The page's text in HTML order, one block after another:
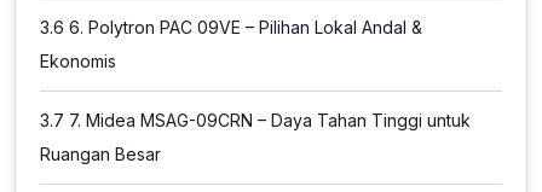
3.6 6. Polytron PAC 09VE – Pilihan Lokal Andal &
Ekonomis
3.7 7. Midea MSAG-09CRN – Daya Tahan Tinggi untuk
Ruangan Besar